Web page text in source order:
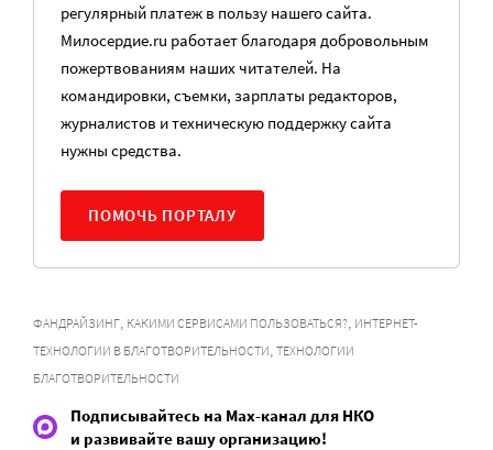
регулярный платеж в пользу нашего сайта.
Милосердие.ru работает благодаря добровольным
пожертвованиям наших читателей. На
командировки, съемки, зарплаты редакторов,
журналистов и техническую поддержку сайта
нужны средства.
ПОМОЧЬ ПОРТАЛУ
ФАНДРАЙЗИНГ КАКИМИ СЕРВИСАМИ ПОЛЬЗОВАТЬСЯ? ИНТЕРНЕТ-
ТЕХНОЛОГИИ В БЛАГОТВОРИТЕЛЬНОСТИ ТЕХНОЛОГИИ
БЛАГОТВОРИТЕЛЬНОСТИ
Подписывайтесь на Max-канал для НКО
и развивайте вашу организацию!